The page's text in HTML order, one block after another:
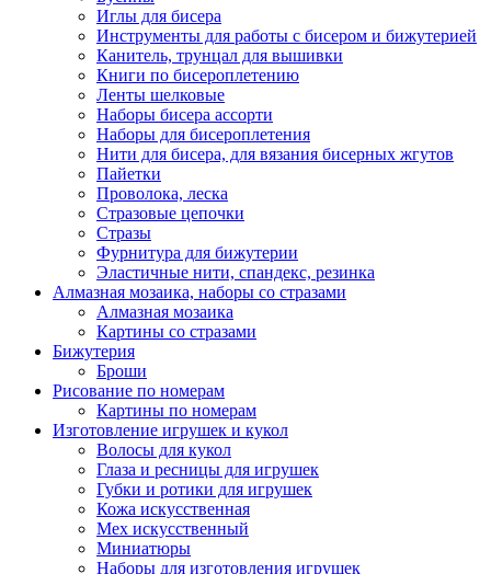
Иглы для бисера
Инструменты для работы с бисером и бижутерией
Канитель, трунцал для вышивки
Книги по бисероплетению
Ленты шелковые
Наборы бисера ассорти
Наборы для бисероплетения
Нити для бисера, для вязания бисерных жгутов
Пайетки
Проволока, леска
Стразовые цепочки
Стразы
Фурнитура для бижутерии
Эластичные нити, спандекс, резинка
Алмазная мозаика, наборы со стразами
Алмазная мозаика
Картины co стразами
Бижутерия
Броши
Рисование по номерам
Картины по номерам
Изготовление игрушек и кукол
Волосы для кукол
Глаза и ресницы для игрушек
Губки и ротики для игрушек
Кожа искусственная
Мех искусственный
Миниатюры
Наборы для изготовления игрушек